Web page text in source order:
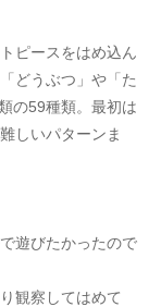
ピースをはめ込ん
どうぶつ」や「た
の59種類。最初は
しいパターンま
遊びたかったので
観察してはめて